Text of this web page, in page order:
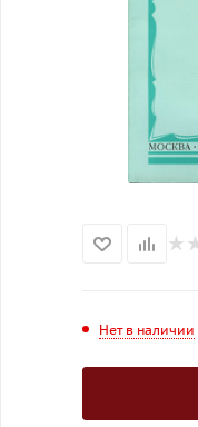
Нет в наличии